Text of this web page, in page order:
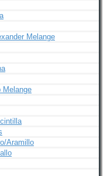
Melange
Melange
Aramillo